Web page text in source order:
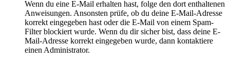
Wenn du eine E-Mail erhalten hast, folge den dort enthaltenen
Anweisungen. Ansonsten prüfe, ob du deine E-Mail-Adresse
korrekt eingegeben hast oder die E-Mail von einem Spam-
Filter blockiert wurde. Wenn du dir sicher bist, dass deine E-
Mail-Adresse korrekt eingegeben wurde, dann kontaktiere
einen Administrator.